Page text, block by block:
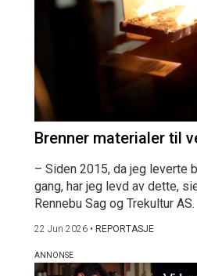
Brenner materialer til
– Siden 2015, da jeg leverte
gang, har jeg levd av dette,
Rennebu Sag og Trekultur AS.
22 Jun 2026 • REPORTASJE